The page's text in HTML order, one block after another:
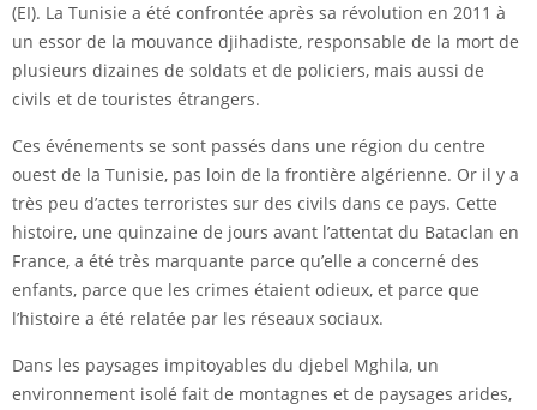
(EI). La Tunisie a été confrontée après sa révolution en 2011 à
un essor de la mouvance djihadiste, responsable de la mort de
plusieurs dizaines de soldats et de policiers, mais aussi de
civils et de touristes étrangers.
Ces événements se sont passés dans une région du centre
ouest de la Tunisie, pas loin de la frontière algérienne. Or il y a
très peu d’actes terroristes sur des civils dans ce pays. Cette
histoire, une quinzaine de jours avant l’attentat du Bataclan en
France, a été très marquante parce qu’elle a concerné des
enfants, parce que les crimes étaient odieux, et parce que
l’histoire a été relatée par les réseaux sociaux.
Dans les paysages impitoyables du djebel Mghila, un
environnement isolé fait de montagnes et de paysages arides,